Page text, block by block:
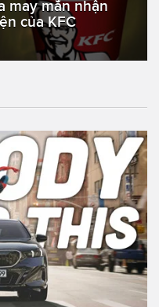
may mắn nhận
của KFC